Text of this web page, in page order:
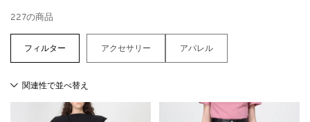
227の商品
アクセサリー アパレル